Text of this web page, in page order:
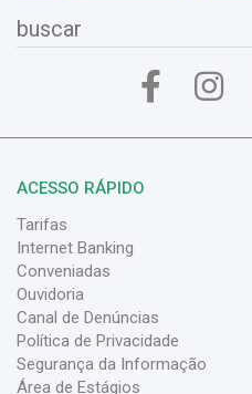
ACESSO RÁPIDO
Tarifas
Internet Banking
Conveniadas
Ouvidoria
Canal de Denúncias
Política de Privacidade
Segurança da Informação
Área de Estágios